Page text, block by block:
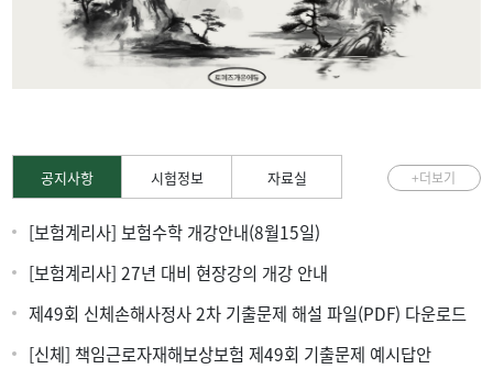
공지사항 시험정보 자료실 +더보기
[보험계리사] 보험수학 개강안내(8월15일)
[보험계리사] 27년 대비 현장강의 개강 안내
제49회 신체손해사정사 2차 기출문제 해설 파일(PDF) 다운로드
[신체] 책임근로자재해보상보험 제49회 기출문제 예시답안